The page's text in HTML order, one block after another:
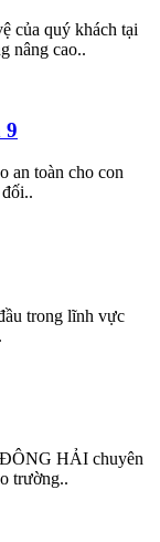
của quý khách tại
nâng cao..
9
an toàn cho con
trong lĩnh vực
ĐÔNG HẢI chuyên
trường..